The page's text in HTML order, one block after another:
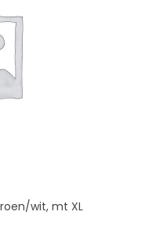
wit, mt XL